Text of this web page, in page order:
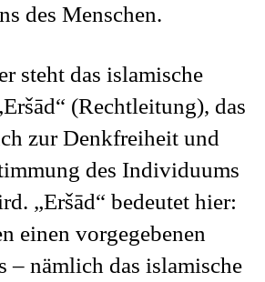
des Menschen.
steht das islamische
(Rechtleitung), das
zur Denkfreiheit und
des Individuums
„Eršād“ bedeutet hier:
einen vorgegebenen
– nämlich das islamische